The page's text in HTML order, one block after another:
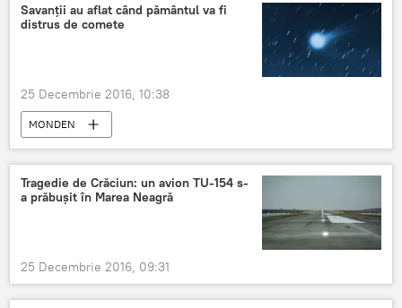
Savanții au aflat când pământul va fi
distrus de comete
25 Decembrie 2016, 10:38
MONDEN
Tragedie de Crăciun: un avion TU-154 s-
a prăbușit în Marea Neagră
25 Decembrie 2016, 09:31